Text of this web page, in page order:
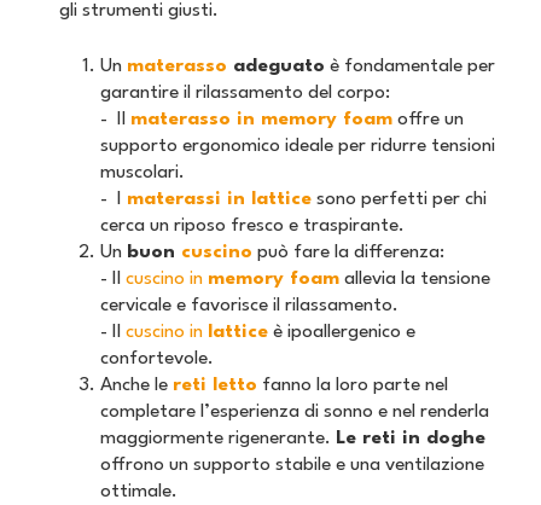
gli strumenti giusti.
Un materasso adeguato è fondamentale per
garantire il rilassamento del corpo:
- Il materasso in memory foam offre un
supporto ergonomico ideale per ridurre tensioni
muscolari.
- I materassi in lattice sono perfetti per chi
cerca un riposo fresco e traspirante.
Un buon cuscino può fare la differenza:
- Il cuscino in memory foam allevia la tensione
cervicale e favorisce il rilassamento.
- Il cuscino in lattice è ipoallergenico e
confortevole.
Anche le reti letto fanno la loro parte nel
completare l’esperienza di sonno e nel renderla
maggiormente rigenerante. Le reti in doghe
offrono un supporto stabile e una ventilazione
ottimale.